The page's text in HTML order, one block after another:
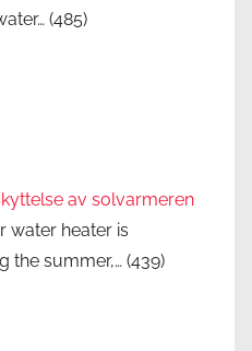
(485)
av solvarmeren
water heater is
the summer,… (439)